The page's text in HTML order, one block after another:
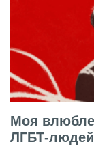
Моя
ЛГБТ-людей